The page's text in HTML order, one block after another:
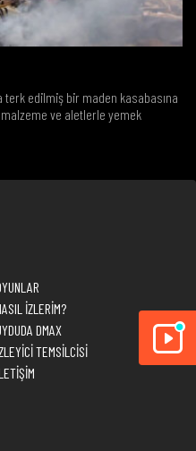
terk edilmiş bir maden kasabasına
malzeme ve aletlerle yemek
İZLERİM?
DMAX
TEMSİLCİSİ